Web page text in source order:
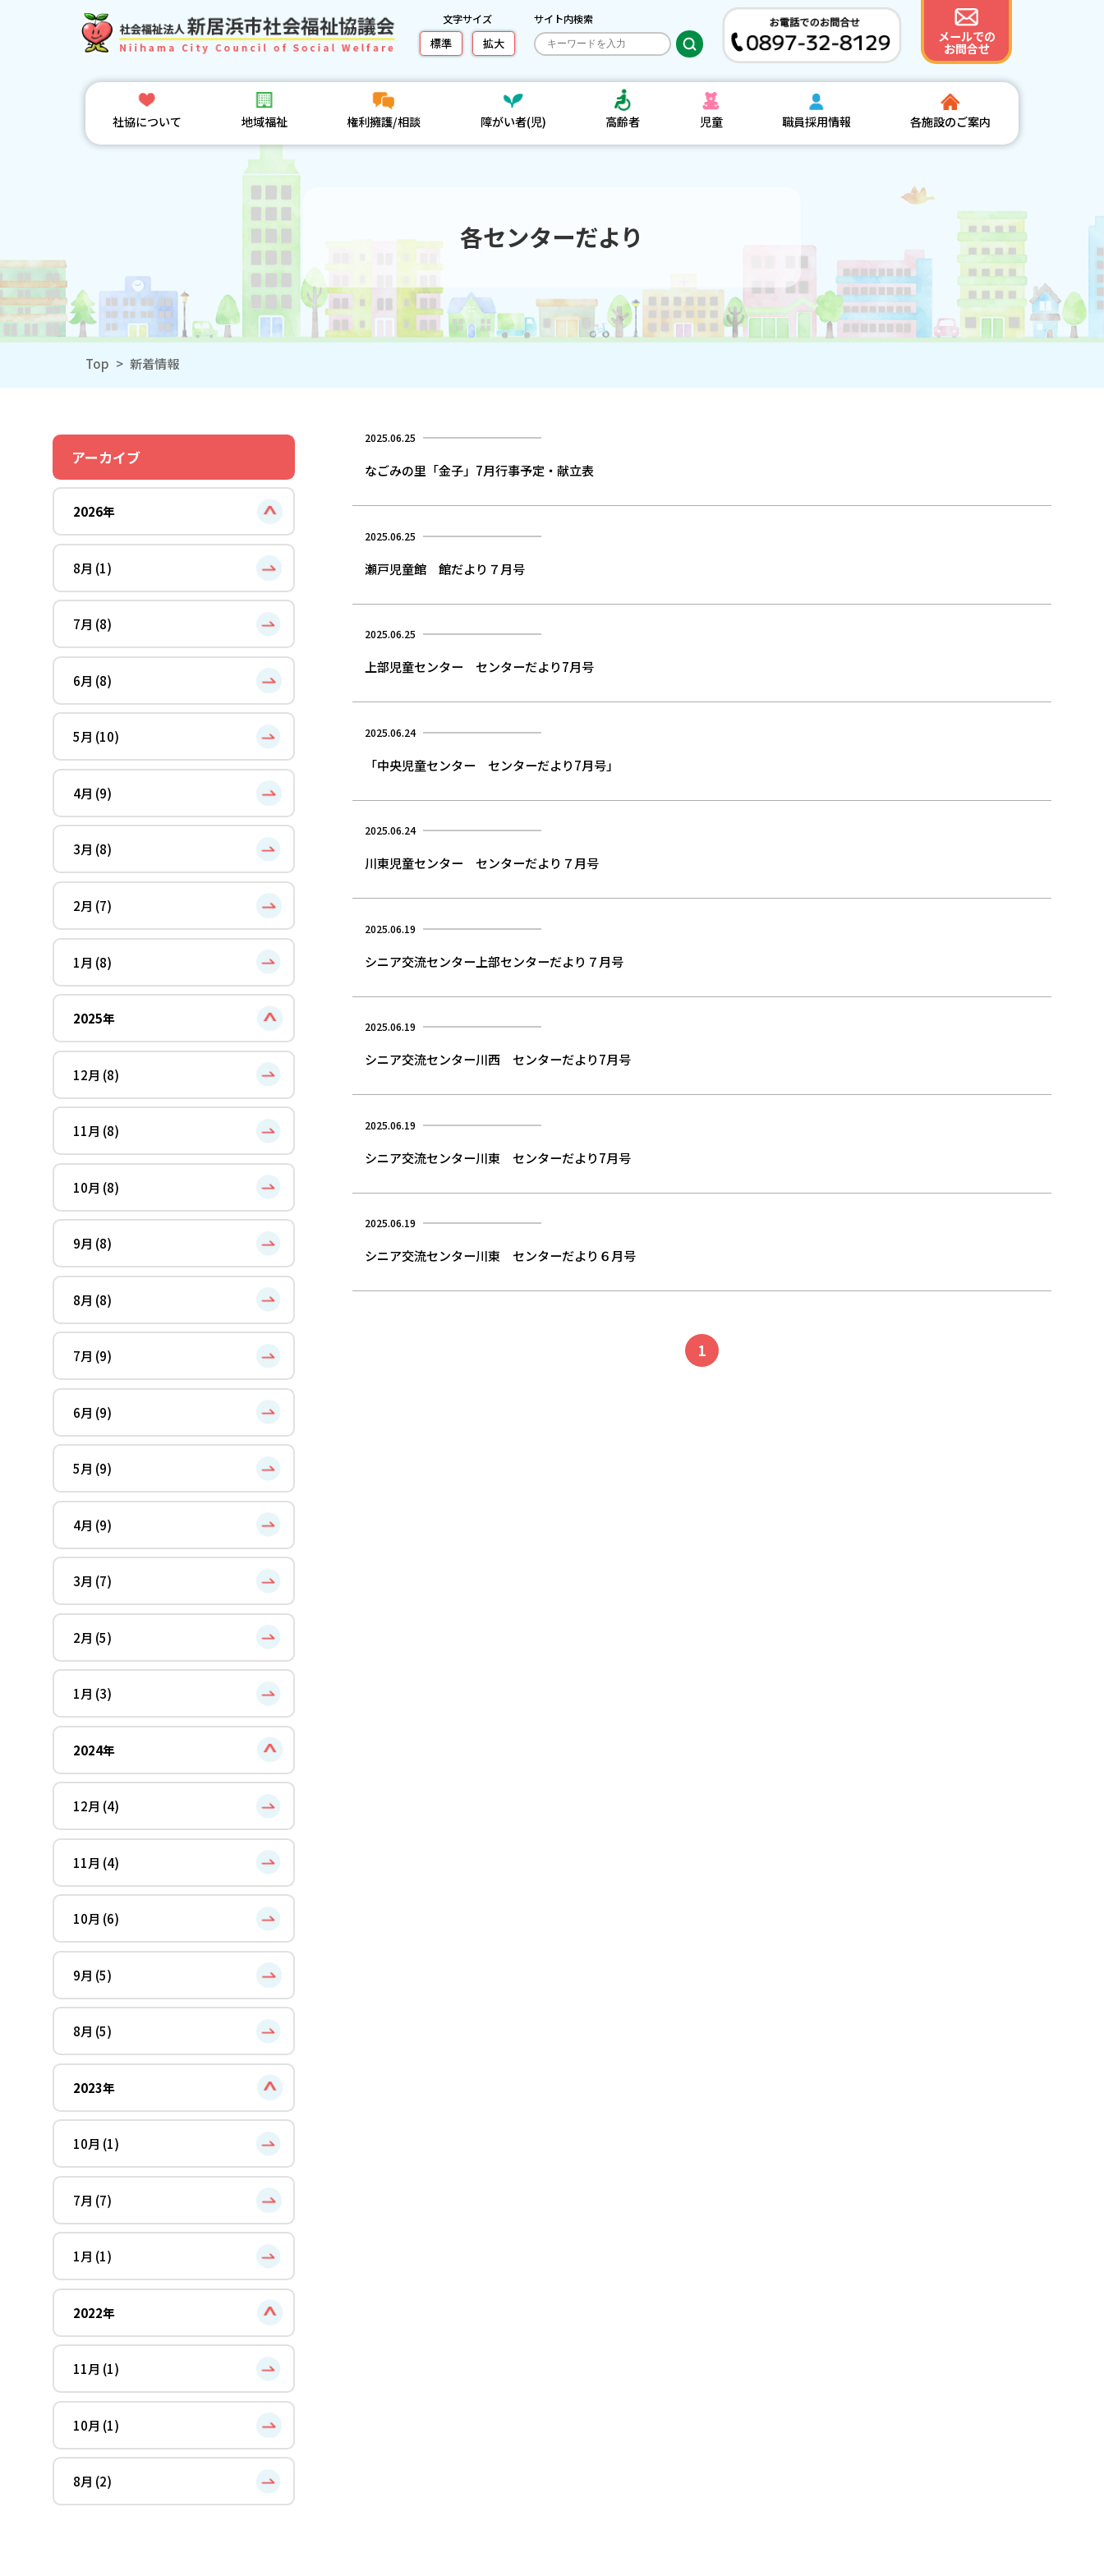
文字サイズ
標準 拡大
サイト内検索
メールでの
お問合せ
社協について 地域福祉 権利擁護/相談 障がい者(児) 高齢者 児童 職員採用情報 各施設のご案内
各センターだより
Top > 新着情報
アーカイブ
2026年
8月 (1)
7月 (8)
6月 (8)
5月 (10)
4月 (9)
3月 (8)
2月 (7)
1月 (8)
2025年
12月 (8)
11月 (8)
10月 (8)
9月 (8)
8月 (8)
7月 (9)
6月 (9)
5月 (9)
4月 (9)
3月 (7)
2月 (5)
1月 (3)
2024年
12月 (4)
11月 (4)
10月 (6)
9月 (5)
8月 (5)
2023年
10月 (1)
7月 (7)
1月 (1)
2022年
11月 (1)
10月 (1)
8月 (2)
2025.06.25
なごみの里「金子」7月行事予定・献立表
2025.06.25
瀬戸児童館 館だより７月号
2025.06.25
上部児童センター センターだより7月号
2025.06.24
「中央児童センター センターだより7月号」
2025.06.24
川東児童センター センターだより７月号
2025.06.19
シニア交流センター上部センターだより７月号
2025.06.19
シニア交流センター川西 センターだより7月号
2025.06.19
シニア交流センター川東 センターだより7月号
2025.06.19
シニア交流センター川東 センターだより６月号
1